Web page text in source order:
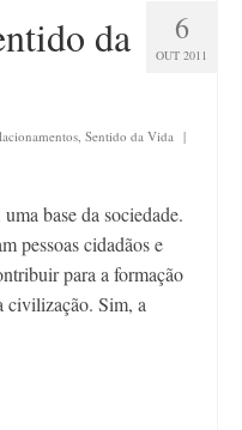
6
OUT 2011
da
Sentido da Vida |
base da sociedade.
pessoas cidadãos e
para a formação
civilização. Sim, a